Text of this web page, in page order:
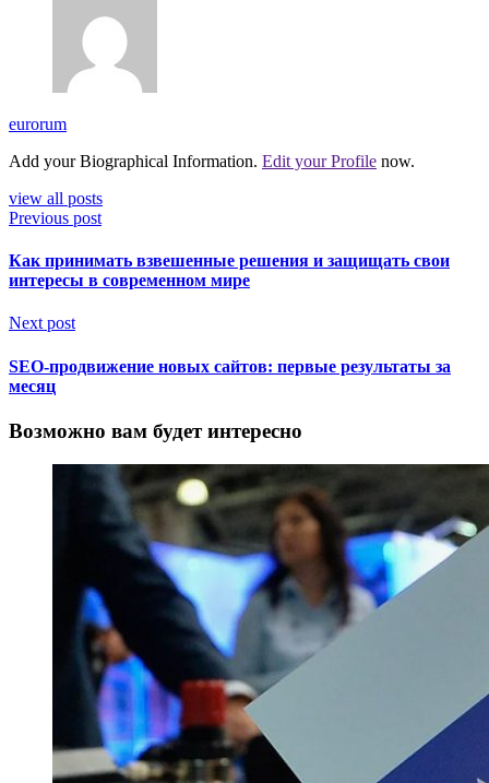
eurorum
Add your Biographical Information. Edit your Profile now.
view all posts
Previous post
Как принимать взвешенные решения и защищать свои
интересы в современном мире
Next post
SEO-продвижение новых сайтов: первые результаты за
месяц
Возможно вам будет интересно